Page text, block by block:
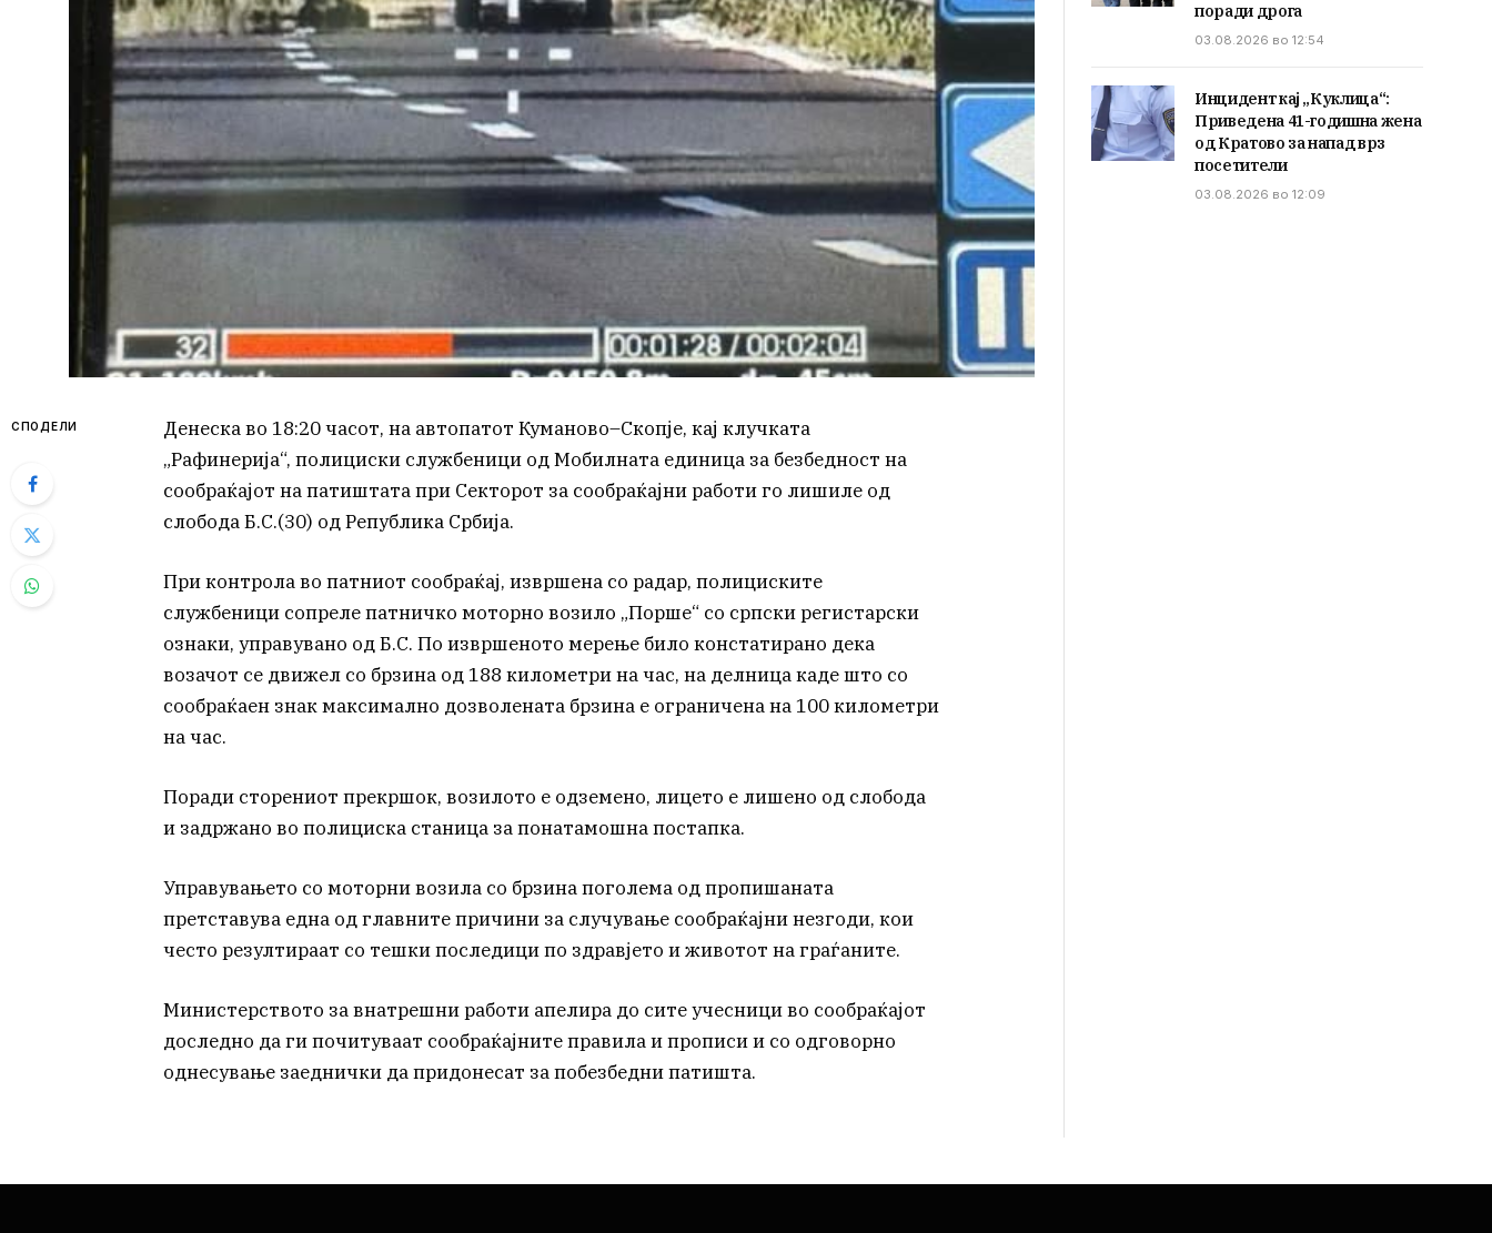
СПОДЕЛИ
Денеска во 18:20 часот, на автопатот Куманово–Скопје, кај клучката
„Рафинерија“, полициски службеници од Мобилната единица за безбедност на
сообраќајот на патиштата при Секторот за сообраќајни работи го лишиле од
слобода Б.С.(30) од Република Србија.
При контрола во патниот сообраќај, извршена со радар, полициските
службеници сопреле патничко моторно возило „Порше“ со српски регистарски
ознаки, управувано од Б.С. По извршеното мерење било констатирано дека
возачот се движел со брзина од 188 километри на час, на делница каде што со
сообраќаен знак максимално дозволената брзина е ограничена на 100 километри
на час.
Поради сторениот прекршок, возилото е одземено, лицето е лишено од слобода
и задржано во полициска станица за понатамошна постапка.
Управувањето со моторни возила со брзина поголема од пропишаната
претставува една од главните причини за случување сообраќајни незгоди, кои
често резултираат со тешки последици по здравјето и животот на граѓаните.
Министерството за внатрешни работи апелира до сите учесници во сообраќајот
доследно да ги почитуваат сообраќајните правила и прописи и со одговорно
однесување заеднички да придонесат за побезбедни патишта.
поради дрога
03.08.2026 во 12:54
Инцидент кај „Куклица“:
Приведена 41-годишна жена
од Кратово за напад врз
посетители
03.08.2026 во 12:09